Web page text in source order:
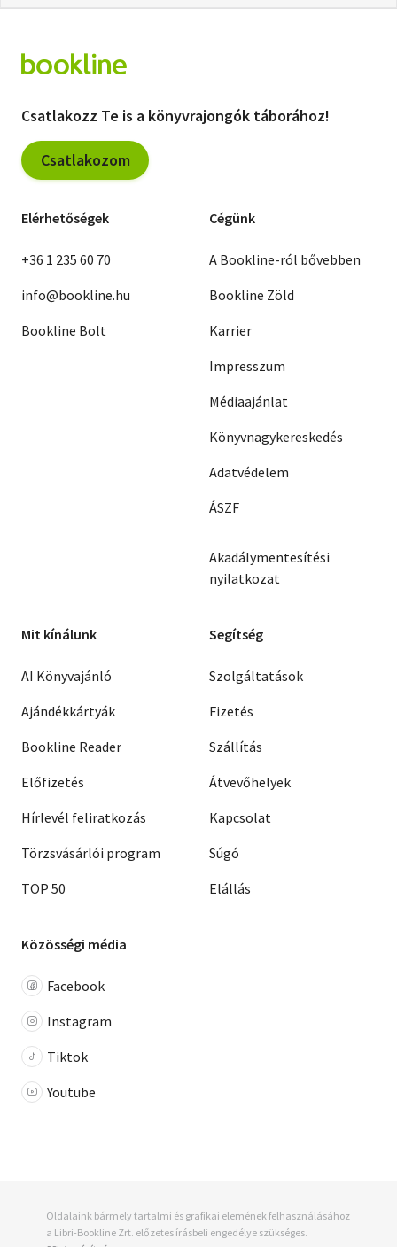
Csatlakozz Te is a könyvrajongók táborához!
Csatlakozom
Elérhetőségek
+36 1 235 60 70
info@bookline.hu
Bookline Bolt
Cégünk
A Bookline-ról bővebben
Bookline Zöld
Karrier
Impresszum
Médiaajánlat
Könyvnagykereskedés
Adatvédelem
ÁSZF
Akadálymentesítési
nyilatkozat
Mit kínálunk
AI Könyvajánló
Ajándékkártyák
Bookline Reader
Előfizetés
Hírlevél feliratkozás
Törzsvásárlói program
TOP 50
Segítség
Szolgáltatások
Fizetés
Szállítás
Átvevőhelyek
Kapcsolat
Súgó
Elállás
Közösségi média
Facebook
Instagram
Tiktok
Youtube
Oldalaink bármely tartalmi és grafikai elemének felhasználásához
a Libri-Bookline Zrt. előzetes írásbeli engedélye szükséges.